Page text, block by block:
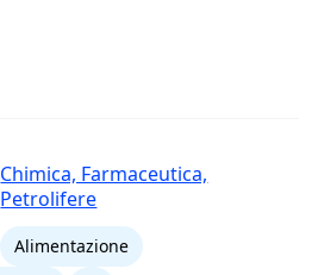
Chimica, Farmaceutica,
Petrolifere
Alimentazione